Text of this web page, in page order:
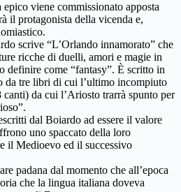
viene commissionato apposta
il protagonista della vicenda e,
scrive “L’Orlando innamorato” che
ricche di duelli, amori e magie in
definire come “fantasy”. È scritto in
da tre libri di cui l’ultimo incompiuto
da cui l’Ariosto trarrà spunto per
dal Boiardo ad essere il valore
uno spaccato della loro
il Medioevo ed il successivo
padana dal momento che all’epoca
che la lingua italiana doveva